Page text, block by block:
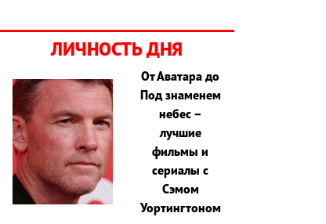
ЛИЧНОСТЬ ДНЯ
От Аватара до
Под знаменем
небес –
лучшие
фильмы и
сериалы с
Сэмом
Уортингтоном